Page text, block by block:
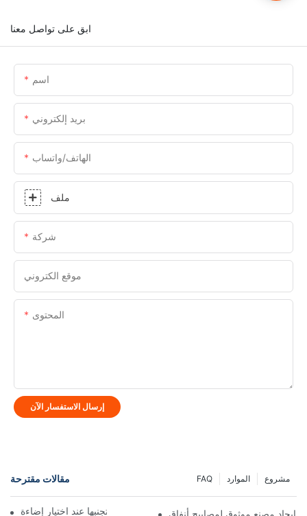
ابق على تواصل معنا
اسم
بريد إلكتروني
الهاتف/واتساب
ملف
شركة
موقع الكتروني
المحتوى
إرسال الاستفسار الآن
مقالات مقترحة مشروع الموارد FAQ
أخطاء شائعة يجب تجنبها عند اختيار إضاءة LED